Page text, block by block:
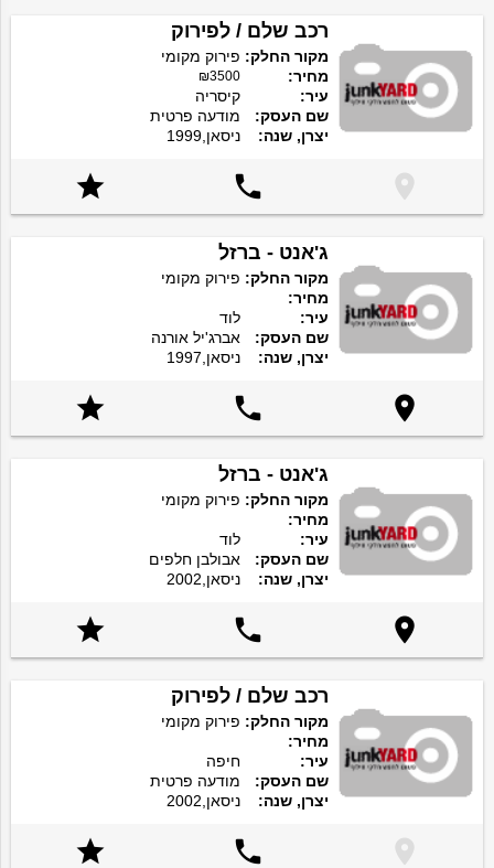
רכב שלם / לפירוק
מקור החלק: פירוק מקומי
מחיר:
₪3500
עיר:
קיסריה
שם העסק:
מודעה פרטית
יצרן, שנה:
ניסאן,1999



ג'אנט - ברזל
מקור החלק: פירוק מקומי
מחיר:
עיר:
לוד
שם העסק:
אברג'יל אורנה
יצרן, שנה:
ניסאן,1997



ג'אנט - ברזל
מקור החלק: פירוק מקומי
מחיר:
עיר:
לוד
שם העסק:
אבולבן חלפים
יצרן, שנה:
ניסאן,2002



רכב שלם / לפירוק
מקור החלק: פירוק מקומי
מחיר:
עיר:
חיפה
שם העסק:
מודעה פרטית
יצרן, שנה:
ניסאן,2002


